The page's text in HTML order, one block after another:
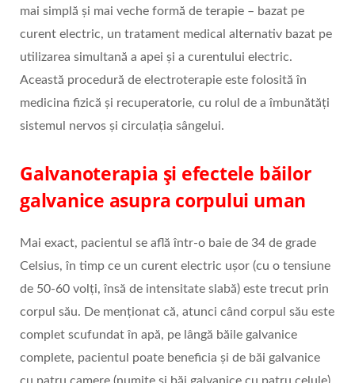
mai simplă și mai veche formă de terapie – bazat pe
curent electric, un tratament medical alternativ bazat pe
utilizarea simultană a apei și a curentului electric.
Această procedură de electroterapie este folosită în
medicina fizică și recuperatorie, cu rolul de a îmbunătăți
sistemul nervos și circulația sângelui.
Galvanoterapia și efectele băilor
galvanice asupra corpului uman
Mai exact, pacientul se află într-o baie de 34 de grade
Celsius, în timp ce un curent electric ușor (cu o tensiune
de 50-60 volți, însă de intensitate slabă) este trecut prin
corpul său. De menționat că, atunci când corpul său este
complet scufundat în apă, pe lângă băile galvanice
complete, pacientul poate beneficia și de băi galvanice
cu patru camere (numite și băi galvanice cu patru celule).